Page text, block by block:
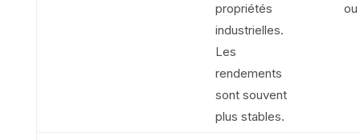
propriétés
industrielles.
Les
rendements
sont souvent
plus stables.